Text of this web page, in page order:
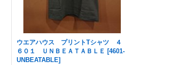
ウエアハウス プリントTシャツ ４
６０１ ＵＮＢＥＡＴＡＢＬＥ [4601-
UNBEATABLE]